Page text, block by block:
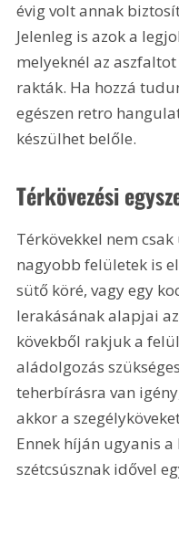
évig volt annak
Jelenleg is azok a
melyeknél az
rakták. Ha hozzá
egészen retro
készülhet belőle.
Térkövezési
Térkövekkel nem
nagyobb felületek is
sütő köré, vagy egy
lerakásának alapjai
kövekből rakjuk a
aládolgozás
teherbírásra van
akkor a
Ennek híján ugyanis
szétcsúsznak idővel